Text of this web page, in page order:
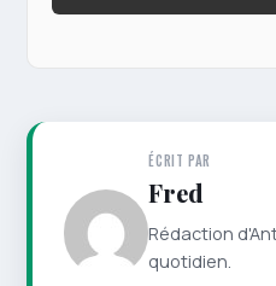
ÉCRIT PAR
Fred
Rédaction
quotidien.